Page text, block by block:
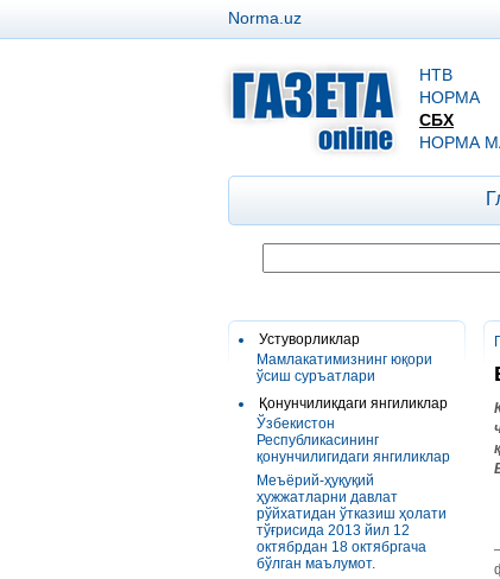
Norma.uz
НТВ
НОРМА
СБХ
НОРМА
Устуворликлар
Мамлакатимизнинг юқори
ўсиш суръатлари
Қонунчиликдаги янгиликлар
Ўзбекистон
Республикасининг
қонунчилигидаги янгиликлар
Меъёрий-ҳуқуқий
ҳужжатларни давлат
рўйхатидан ўтказиш ҳолати
тўғрисида 2013 йил 12
октябрдан 18 октябргача
бўлган маълумот.